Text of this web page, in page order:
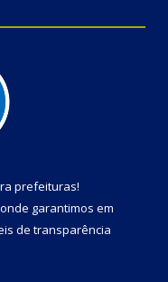
prefeituras!
garantimos em
de transparência